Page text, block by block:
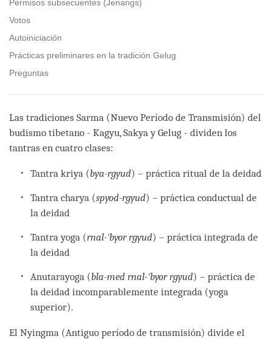
Permisos subsecuentes (Jenangs)
Votos
Autoiniciación
Prácticas preliminares en la tradición Gelug
Preguntas
Las tradiciones Sarma (Nuevo Período de Transmisión) del
budismo tibetano - Kagyu, Sakya y Gelug - dividen los
tantras en cuatro clases:
Tantra kriya (bya-rgyud) – práctica ritual de la deidad
Tantra charya (spyod-rgyud) – práctica conductual de
la deidad
Tantra yoga (rnal-'byor rgyud) – práctica integrada de
la deidad
Anutarayoga (bla-med rnal-'byor rgyud) – práctica de
la deidad incomparablemente integrada (yoga
superior).
El Nyingma (Antiguo período de transmisión) divide el